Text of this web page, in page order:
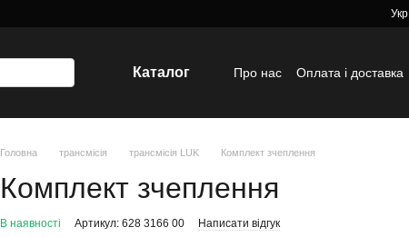
Укр
Каталог Про нас Оплата і доставка
Головна трансмісія трансмісія LUK Комплект зчеплення
Комплект зчеплення
В наявності Артикул: 628 3166 00 Написати відгук